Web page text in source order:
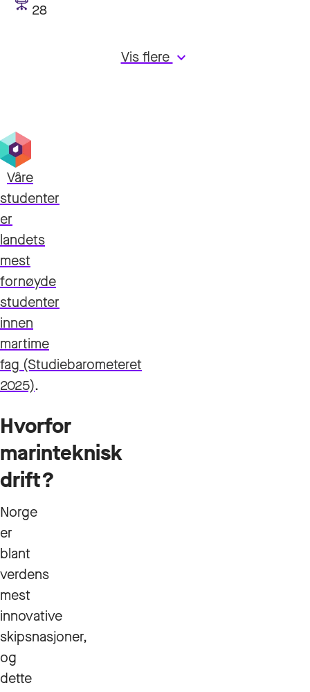
28
Vis flerekeyboard_arrow_down
Våre
studenter
er
landets
mest
fornøyde
studenter
innen
martime
fag (Studiebarometeret
2025).
Hvorfor
marinteknisk
drift?
Norge
er
blant
verdens
mest
innovative
skipsnasjoner,
og
dette